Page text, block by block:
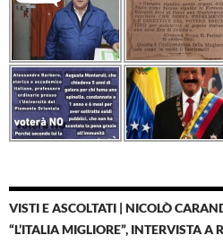
VISTI E ASCOLTATI | NICOLÒ
“L’ITALIA MIGLIORE”, INTERVISTA A